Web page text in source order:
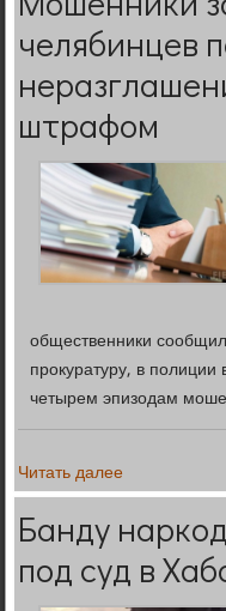
челябинцев
штрафом
общественники
прокуратуру, в
четырем эпизодам
Читать далее
Банду
под суд в